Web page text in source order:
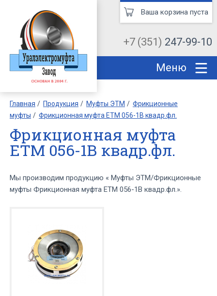
+7 (351) 247-99-10
Ваша корзина пуста
Меню
Главная Продукция Муфты ЭТМ
Фрикционные
муфты
Фрикционная муфта ЕТМ 056-1В квадр.фл.
Фрикционная муфта
ЕТМ 056-1В квадр.фл.
Мы производим продукцию « Муфты ЭТМ/Фрикционные
муфты Фрикционная муфта ЕТМ 056-1В квадр.фл.».